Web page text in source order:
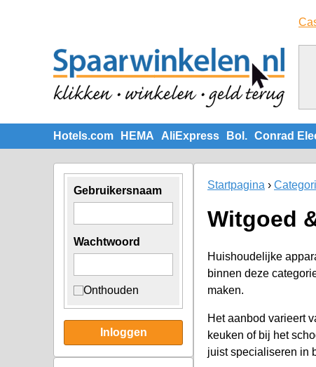
Hotels.com HEMA AliExpress Bol. Conrad
Gebruikersnaam
Wachtwoord
Onthouden
Inloggen
Startpagina
Witgoed
Huishoudelijke
binnen deze
maken.
Het aanbod varieert
keuken of bij het
juist specialiseren in